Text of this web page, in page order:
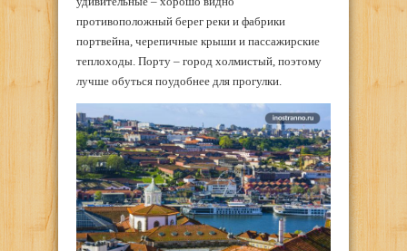
противоположный берег реки и фабрики
портвейна, черепичные крыши и пассажирские
теплоходы. Порту – город холмистый, поэтому
лучше обуться поудобнее для прогулки.